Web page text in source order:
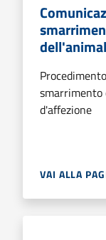
d'affezione
VAI ALLA